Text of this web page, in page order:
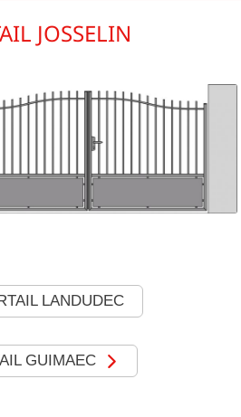
JOSSELIN
LANDUDEC
GUIMAEC